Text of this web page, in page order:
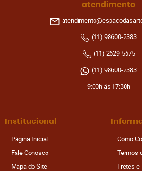
atendimento
(11) 98600-2383
(11) 2629-5675
(11) 98600-2383
9:00h ás 17:30h
Institucional
Página Inicial
Fale Conosco
Mapa do Site
Como
Termos
Fretes e